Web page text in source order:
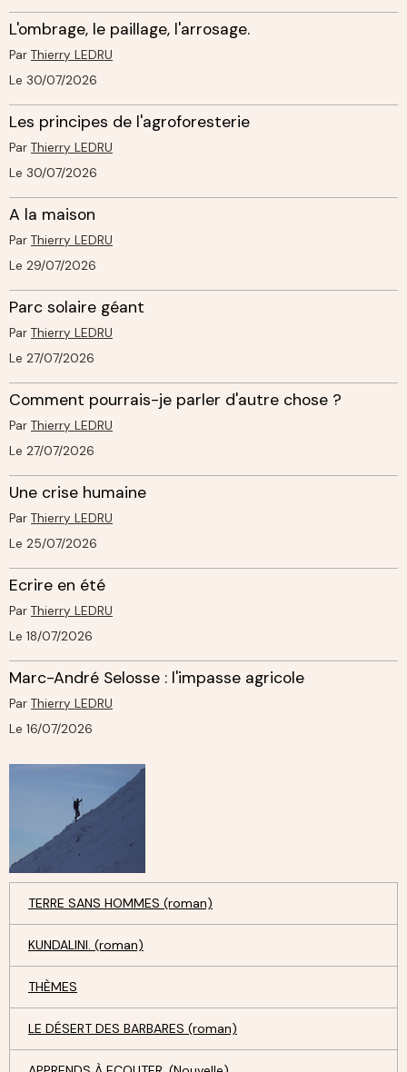
L'ombrage, le paillage, l'arrosage.
Par Thierry LEDRU
Le 30/07/2026
Les principes de l'agroforesterie
Par Thierry LEDRU
Le 30/07/2026
A la maison
Par Thierry LEDRU
Le 29/07/2026
Parc solaire géant
Par Thierry LEDRU
Le 27/07/2026
Comment pourrais-je parler d'autre chose ?
Par Thierry LEDRU
Le 27/07/2026
Une crise humaine
Par Thierry LEDRU
Le 25/07/2026
Ecrire en été
Par Thierry LEDRU
Le 18/07/2026
Marc-André Selosse : l'impasse agricole
Par Thierry LEDRU
Le 16/07/2026
TERRE SANS HOMMES (roman)
KUNDALINI. (roman)
THÈMES
LE DÉSERT DES BARBARES (roman)